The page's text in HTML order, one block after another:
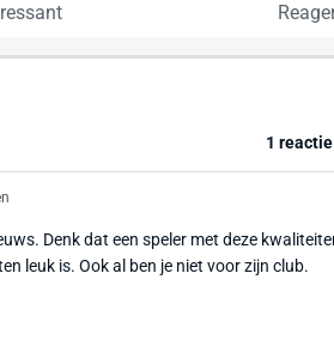
1 reactie
Denk dat een speler met deze
leuk is. Ook al ben je niet voor zijn club.